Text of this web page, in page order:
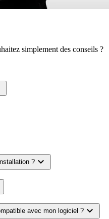
simplement des conseils ?
? expand_more
avec mon logiciel ? expand_more